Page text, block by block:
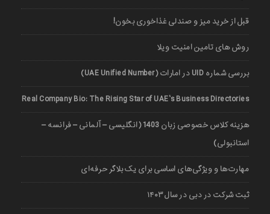
قبل از خرید میز و صندلی غذاخوری بخون!
روش های تامین امنیت ویلا
بررسی شماره UID در امارات (UAE Unified Number)
Real Company Bio: The Rising Star of UAE’s Business Directories
هزینه کلاس خصوصی زبان 1403 (انگلیسی – آلمانی – فرانسه –
استانبولی)
مهارت‌ها و ویژگی‌های اساسی برای یک بلاگر حرفه‌ای
ثبت شرکت در دبی در سال ۱۴۰۳